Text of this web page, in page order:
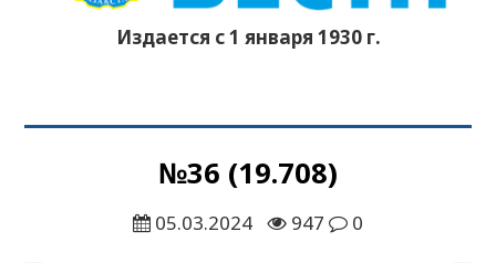
Издается с 1 января 1930 г.
№36 (19.708)
05.03.2024 947 0